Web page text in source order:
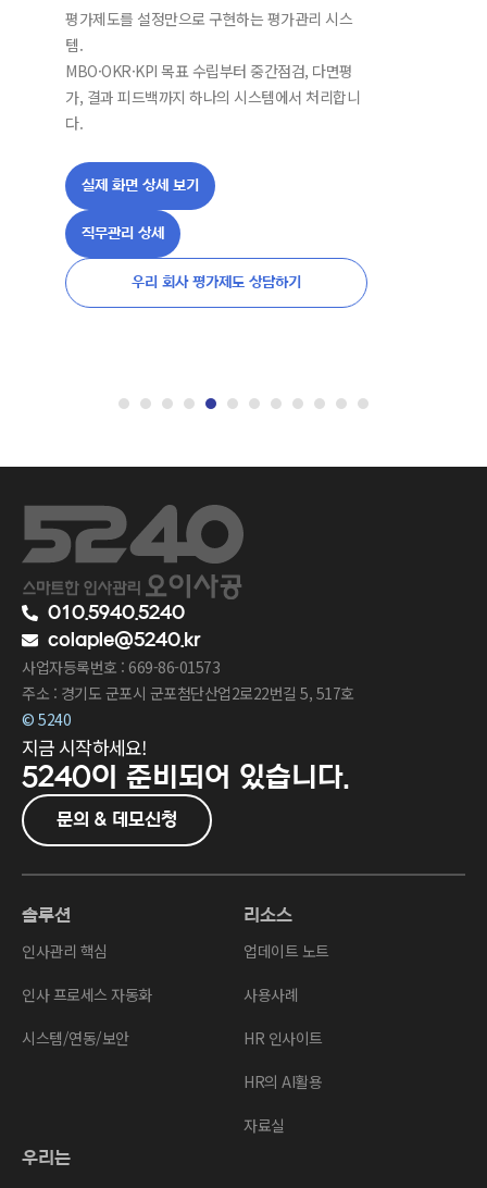
평가제도를 설정만으로 구현하는 평가관리 시스
템.
MBO·OKR·KPI 목표 수립부터 중간점검, 다면평
가, 결과 피드백까지 하나의 시스템에서 처리합니
다.
실제 화면 상세 보기
직무관리 상세
우리 회사 평가제도 상담하기
010.5940.5240
colaple@5240.kr
사업자등록번호 : 669-86-01573
주소 : 경기도 군포시 군포첨단산업2로22번길 5, 517호
© 5240
지금 시작하세요!
5240이 준비되어 있습니다.
문의 & 데모신청
솔루션
인사관리 핵심
인사 프로세스 자동화
시스템/연동/보안
리소스
업데이트 노트
사용사례
HR 인사이트
HR의 AI활용
자료실
우리는